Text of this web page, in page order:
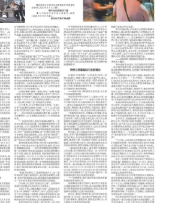
票 娱乐 时尚
益 书画 一带一路
公司 投教基地
津 河北 山西
林 上海 江苏
徽 福建 江西